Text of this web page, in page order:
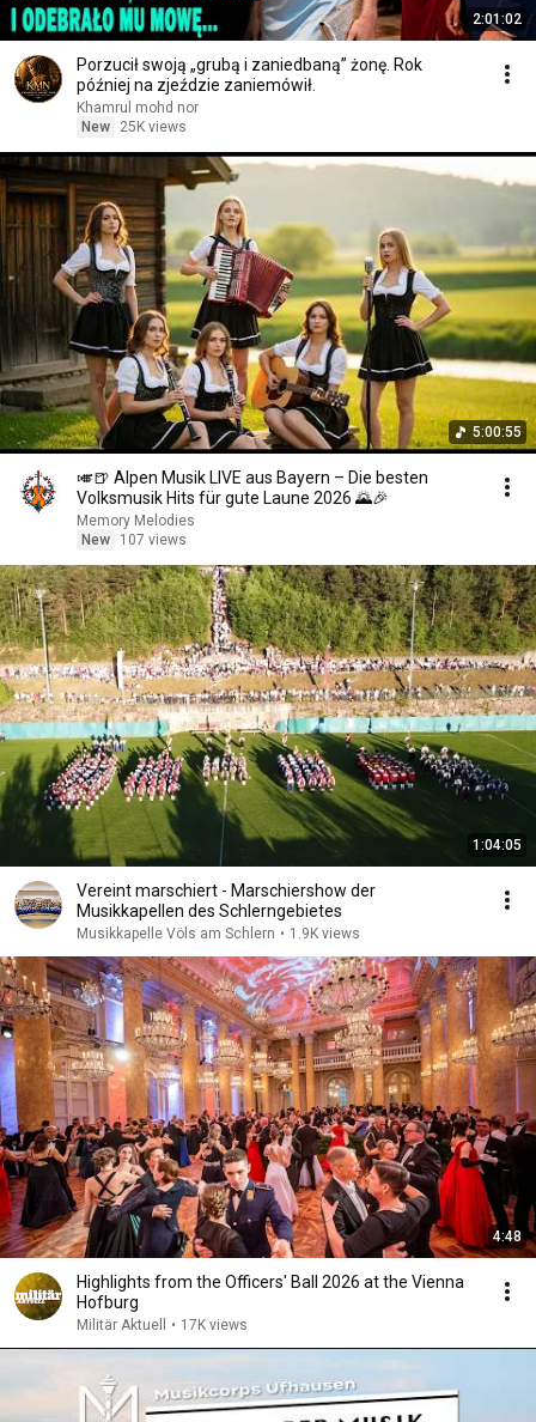
2:01:02
Porzucił swoją „grubą i zaniedbaną” żonę. Rok
później na zjeździe zaniemówił.
Khamrul mohd nor
New
25K views
5:00:55
🎺🍺 Alpen Musik LIVE aus Bayern – Die besten
Volksmusik Hits für gute Laune 2026 🌄🎉
Memory Melodies
New
107 views
1:04:05
Vereint marschiert - Marschiershow der
Musikkapellen des Schlerngebietes
Musikkapelle Völs am Schlern • 1.9K views
4:48
Highlights from the Officers' Ball 2026 at the Vienna
Hofburg
Militär Aktuell • 17K views